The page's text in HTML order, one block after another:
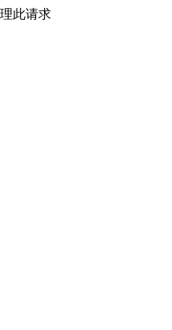
此请求